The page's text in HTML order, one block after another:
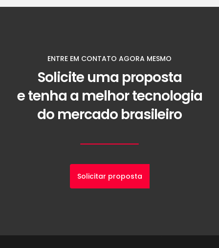
ENTRE EM CONTATO AGORA MESMO
Solicite uma proposta
e tenha a melhor tecnologia
do mercado brasileiro
Solicitar proposta